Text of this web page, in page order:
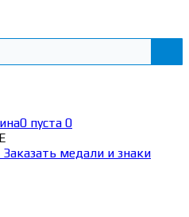
0 пуста 0
Заказать медали и знаки